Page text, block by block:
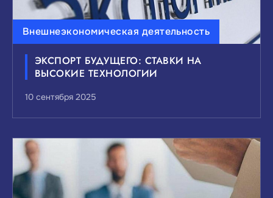
Внешнеэкономическая деятельность
ЭКСПОРТ БУДУЩЕГО: СТАВКИ НА
ВЫСОКИЕ ТЕХНОЛОГИИ
10 сентября 2025